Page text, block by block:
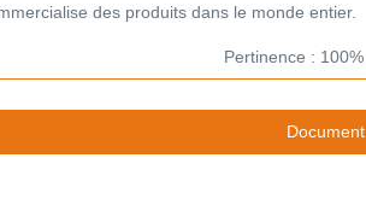
des produits dans le monde entier.
Pertinence : 100%
Document